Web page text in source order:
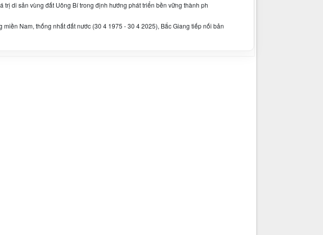
di sản vùng đất Uông Bí trong định hướng phát triển bền vững thành ph
Nam, thống nhất đất nước (30 4 1975 - 30 4 2025), Bắc Giang tiếp nối bản